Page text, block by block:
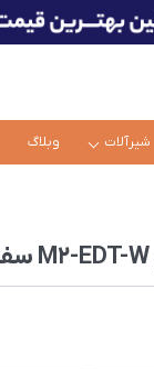
شیرآلات وبلاگ